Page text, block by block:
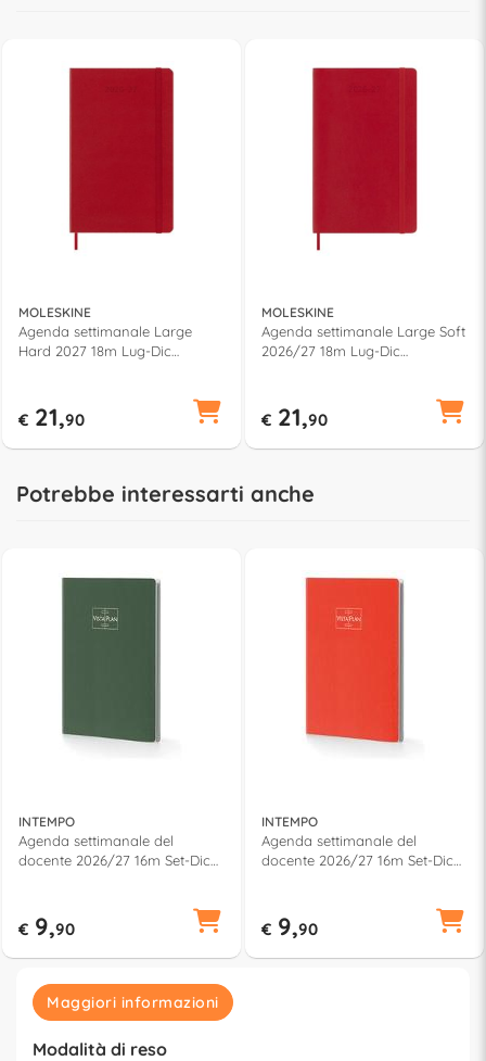
MOLESKINE
Agenda settimanale Large
Hard 2027 18m Lug-Dic
€ 21,90
MOLESKINE
Agenda settimanale Large Soft
2026/27 18m Lug-Dic
€ 21,90
Potrebbe interessarti anche
INTEMPO
Agenda settimanale del
docente 2026/27 16m Set-Dic
€ 9,90
INTEMPO
Agenda settimanale del
docente 2026/27 16m Set-Dic
€ 9,90
Maggiori informazioni
Modalità di reso